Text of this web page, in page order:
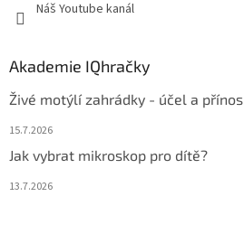
Náš Youtube kanál
Akademie IQhračky
Živé motýlí zahrádky - účel a přínos
15.7.2026
Jak vybrat mikroskop pro dítě?
13.7.2026